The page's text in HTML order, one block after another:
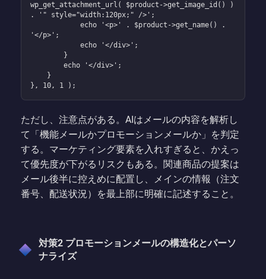
wp_get_attachment_url( $product->get_image_id() )
. '" style="width:120px;" />';
'</p>';
}, 10, 1 );
ただし、注意点がある。AIはメールの内容を解析し
て「機能メールかプロモーションメールか」を判定
する。マーケティング要素を入れすぎると、かえっ
て優先度が下がるリスクもある。関連商品の提案は
メール後半に控えめに配置し、メインの情報（注文
番号、配送状況）を最上部に明確に記述すること。
対策2 プロモーションメールの構造化とパーソ
ナライズ